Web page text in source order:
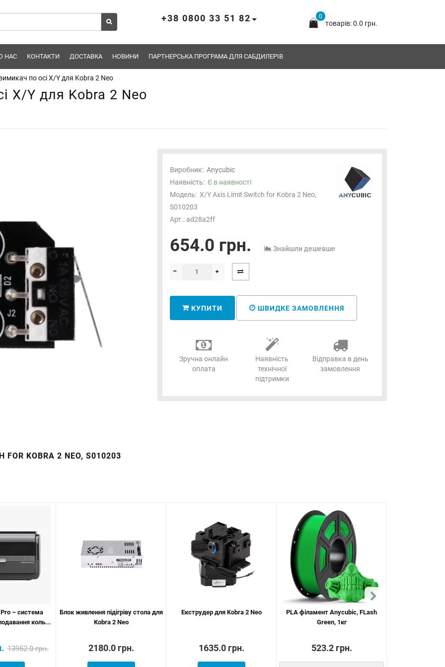
0
товарів: 0.0 грн.
+38 0800 33 51 82
НАС КОНТАКТИ ДОСТАВКА НОВИНИ ПАРТНЕРСЬКА ПРОГРАМА ДЛЯ САБДИЛЕРІВ
по осі X/Y для Kobra 2 Neo
X/Y для Kobra 2 Neo
Виробник: Anycubic
Наявність: Є в наявності
Модель: X/Y Axis Limit Switch for Kobra 2 Neo,
S010203
Арт.: ad28a2ff
654.0 грн. Знайшли дешевше
КУПИТИ ШВИДКЕ ЗАМОВЛЕННЯ
Зручна онлайн
оплата
Наявність
технічної
підтримки
Відправка в день
замовлення
KOBRA 2 NEO, S010203
– система
коль...
13952.0 грн.
Блок живлення підігріву стола для
Kobra 2 Neo
2180.0 грн.
Екструдер для Kobra 2 Neo
1635.0 грн.
PLA філамент Anycubic, FLash
Green, 1кг
523.2 грн.